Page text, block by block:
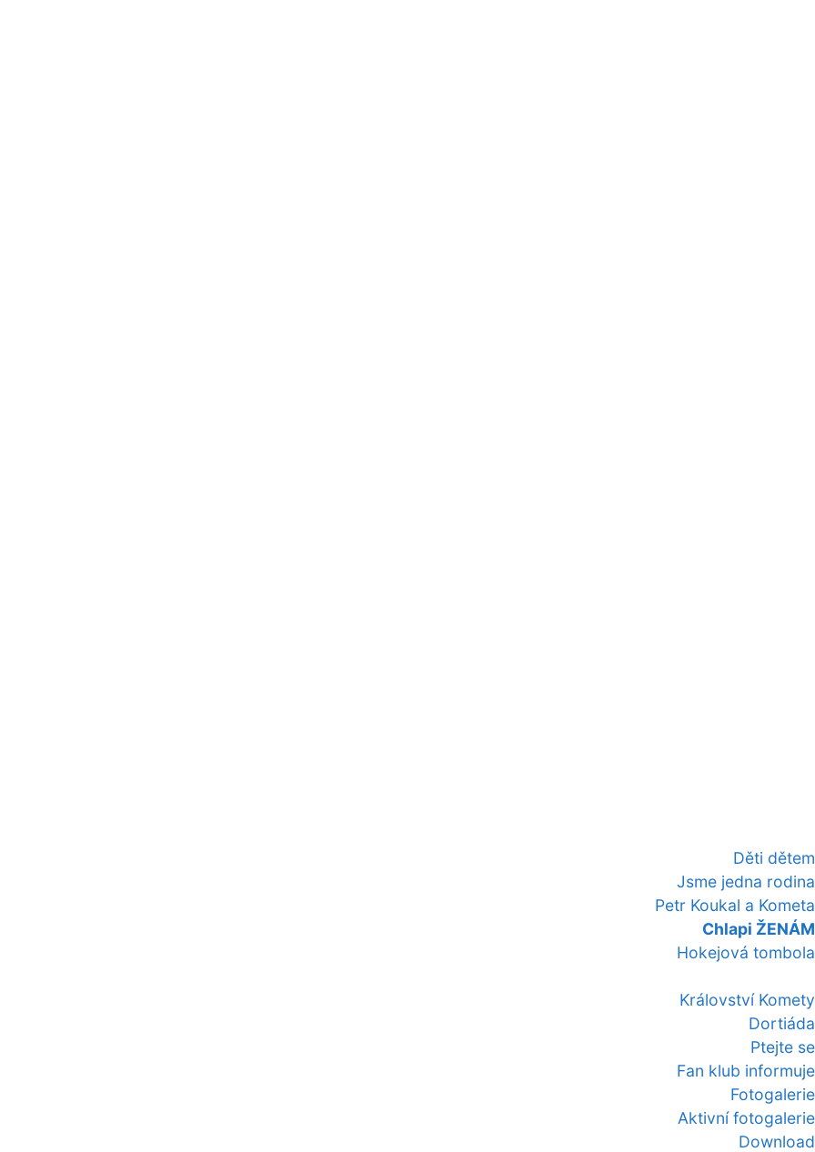
Děti dětem
Jsme jedna rodina
Petr Koukal a Kometa
Chlapi ŽENÁM
Hokejová tombola
Království Komety
Dortiáda
Ptejte se
Fan klub informuje
Fotogalerie
Aktivní fotogalerie
Download